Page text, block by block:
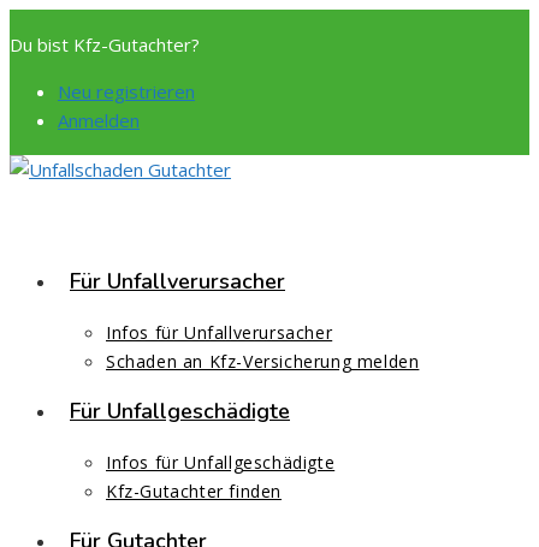
Inhalt
springen
Du bist Kfz-Gutachter?
Neu registrieren
Anmelden
Für Unfallverursacher
Infos für Unfallverursacher
Schaden an Kfz-Versicherung melden
Für Unfallgeschädigte
Infos für Unfallgeschädigte
Kfz-Gutachter finden
Für Gutachter